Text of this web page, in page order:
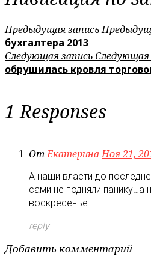
Предыдущая запись
бухгалтера 2013
Следующая запись Следующая
обрушилась кровля
1 Responses
ОтЕкатеринаНоя 21,
А наши власти до
сами не подняли панику…а
воскресенье..
reply
Добавить комментарий